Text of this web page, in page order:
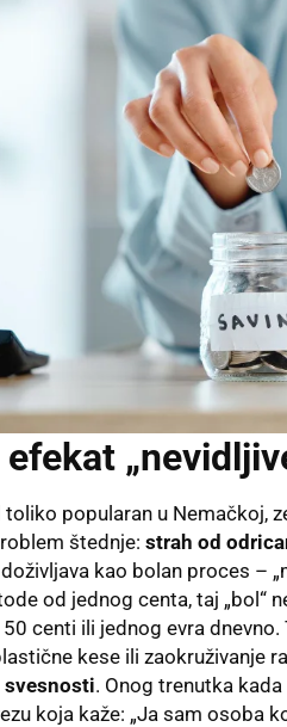
popularan u Nemačkoj,
štednje: strah od
kao bolan proces –
od jednog centa, taj „bol“
centi ili jednog evra
kese ili zaokruživanje
svesnosti. Onog trenutka
koja kaže: „Ja sam osoba